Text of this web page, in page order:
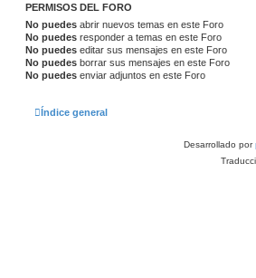
PERMISOS DEL FORO
No puedes abrir nuevos temas en este Foro
No puedes responder a temas en este Foro
No puedes editar sus mensajes en este Foro
No puedes borrar sus mensajes en este Foro
No puedes enviar adjuntos en este Foro
Índice general
Desarrollado por